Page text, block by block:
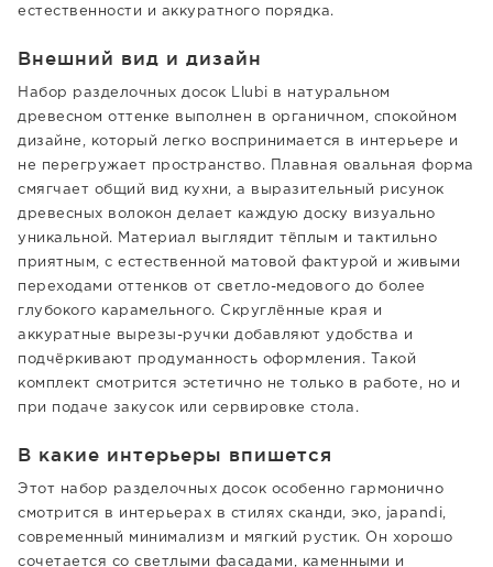
естественности и аккуратного порядка.
Внешний вид и дизайн
Набор разделочных досок Llubi в натуральном
древесном оттенке выполнен в органичном, спокойном
дизайне, который легко воспринимается в интерьере и
не перегружает пространство. Плавная овальная форма
смягчает общий вид кухни, а выразительный рисунок
древесных волокон делает каждую доску визуально
уникальной. Материал выглядит тёплым и тактильно
приятным, с естественной матовой фактурой и живыми
переходами оттенков от светло-медового до более
глубокого карамельного. Скруглённые края и
аккуратные вырезы-ручки добавляют удобства и
подчёркивают продуманность оформления. Такой
комплект смотрится эстетично не только в работе, но и
при подаче закусок или сервировке стола.
В какие интерьеры впишется
Этот набор разделочных досок особенно гармонично
смотрится в интерьерах в стилях сканди, эко, japandi,
современный минимализм и мягкий рустик. Он хорошо
сочетается со светлыми фасадами, каменными и